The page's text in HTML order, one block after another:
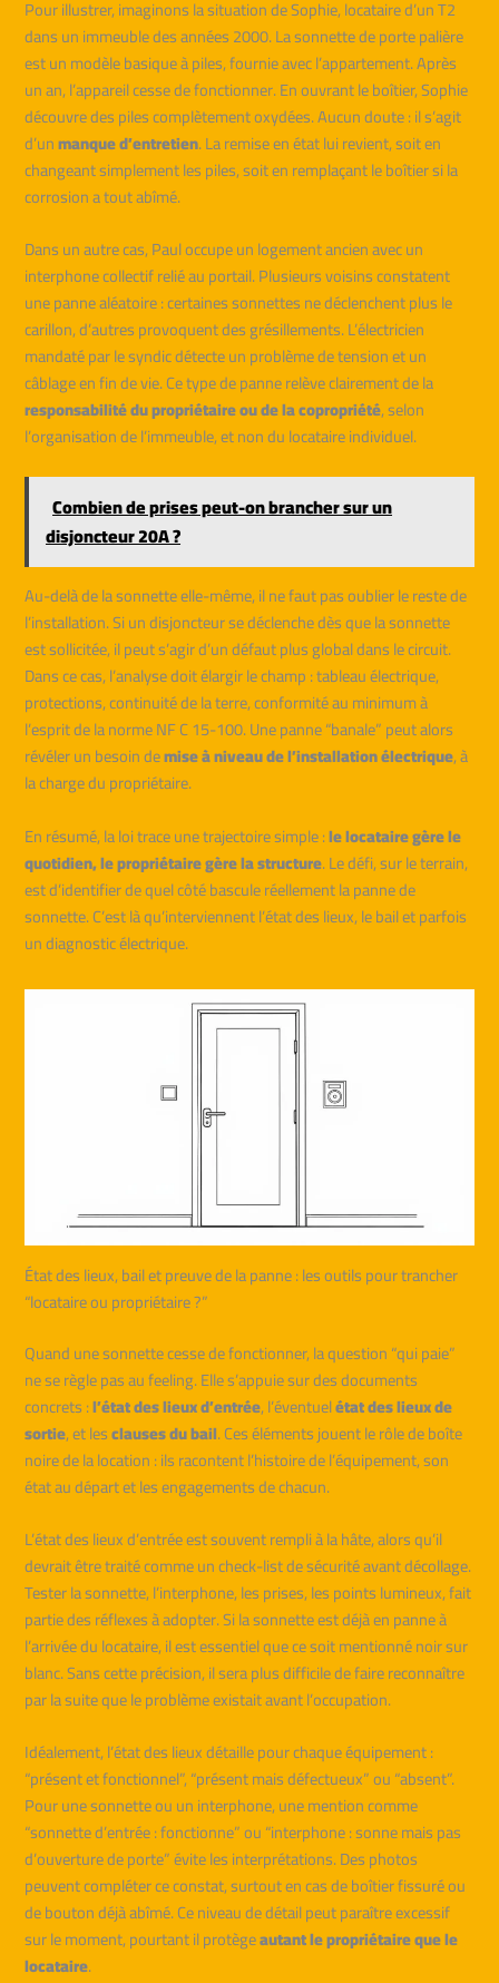
Pour illustrer, imaginons la situation de Sophie, locataire d’un T2
dans un immeuble des années 2000. La sonnette de porte palière
est un modèle basique à piles, fournie avec l’appartement. Après
un an, l’appareil cesse de fonctionner. En ouvrant le boîtier, Sophie
découvre des piles complètement oxydées. Aucun doute : il s’agit
d’unmanque d’entretien. La remise en état lui revient, soit en
changeant simplement les piles, soit en remplaçant le boîtier si la
corrosion a tout abîmé.
Dans un autre cas, Paul occupe un logement ancien avec un
interphone collectif relié au portail. Plusieurs voisins constatent
une panne aléatoire : certaines sonnettes ne déclenchent plus le
carillon, d’autres provoquent des grésillements. L’électricien
mandaté par le syndic détecte un problème de tension et un
câblage en fin de vie. Ce type de panne relève clairement de la
responsabilité du propriétaire ou de la copropriété, selon
l’organisation de l’immeuble, et non du locataire individuel.
Combien de prises peut-on brancher sur un
disjoncteur 20A ?
Au-delà de la sonnette elle-même, il ne faut pas oublier le reste de
l’installation. Si un disjoncteur se déclenche dès que la sonnette
est sollicitée, il peut s’agir d’un défaut plus global dans le circuit.
Dans ce cas, l’analyse doit élargir le champ : tableau électrique,
protections, continuité de la terre, conformité au minimum à
l’esprit de la norme NF C 15-100. Une panne “banale” peut alors
révéler un besoin demise à niveau de l’installation électrique, à
la charge du propriétaire.
En résumé, la loi trace une trajectoire simple :le locataire gère le
quotidien, le propriétaire gère la structure. Le défi, sur le terrain,
est d’identifier de quel côté bascule réellement la panne de
sonnette. C’est là qu’interviennent l’état des lieux, le bail et parfois
un diagnostic électrique.
État des lieux, bail et preuve de la panne : les outils pour trancher
“locataire ou propriétaire ?”
Quand une sonnette cesse de fonctionner, la question “qui paie”
ne se règle pas au feeling. Elle s’appuie sur des documents
concrets :l’état des lieux d’entrée, l’éventuelétat des lieux de
sortie, et lesclauses du bail. Ces éléments jouent le rôle de boîte
noire de la location : ils racontent l’histoire de l’équipement, son
état au départ et les engagements de chacun.
L’état des lieux d’entrée est souvent rempli à la hâte, alors qu’il
devrait être traité comme un check-list de sécurité avant décollage.
Tester la sonnette, l’interphone, les prises, les points lumineux, fait
partie des réflexes à adopter. Si la sonnette est déjà en panne à
l’arrivée du locataire, il est essentiel que ce soit mentionné noir sur
blanc. Sans cette précision, il sera plus difficile de faire reconnaître
par la suite que le problème existait avant l’occupation.
Idéalement, l’état des lieux détaille pour chaque équipement :
“présent et fonctionnel”, “présent mais défectueux” ou “absent”.
Pour une sonnette ou un interphone, une mention comme
“sonnette d’entrée : fonctionne” ou “interphone : sonne mais pas
d’ouverture de porte” évite les interprétations. Des photos
peuvent compléter ce constat, surtout en cas de boîtier fissuré ou
de bouton déjà abîmé. Ce niveau de détail peut paraître excessif
sur le moment, pourtant il protègeautant le propriétaire que le
locataire.